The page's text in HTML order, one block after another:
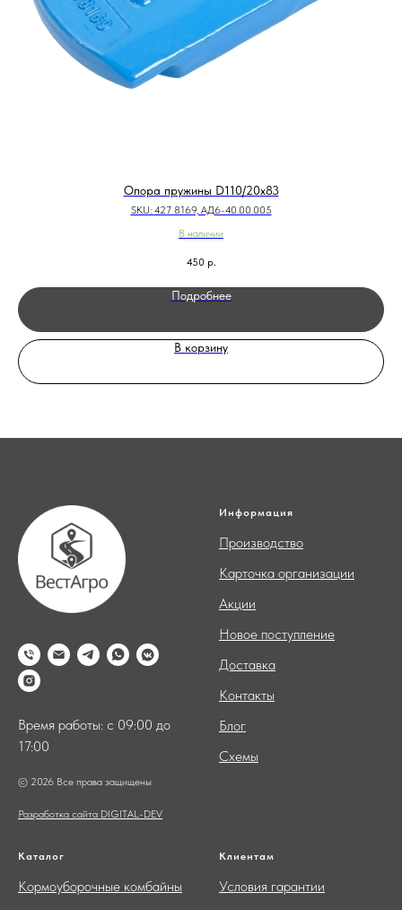
Опора пружины D110/20x83
SKU: 427 8169, АД6-40.00.005
В наличии
450 р.
Подробнее
В корзину
Время работы: с 09:00 до
17:00
© 2026 Все права защищены
Разработка сайта DIGITAL-DEV
Информация
Производство
Карточка организации
Акции
Новое поступление
Доставка
Контакты
Блог
Схемы
Каталог
Кормоуборочные комбайны
Клиентам
Условия гарантии